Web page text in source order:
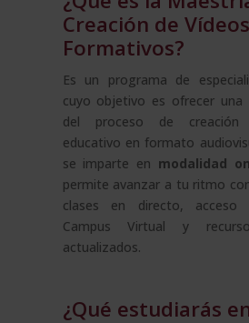
Creación de Vídeos
Formativos?
Es un programa de
cuyo objetivo es ofrecer una
del proceso de creación
educativo en formato
se imparte en modalidad
permite avanzar a tu ritmo
clases en directo, acceso
Campus Virtual y
actualizados.
¿Qué estudiarás